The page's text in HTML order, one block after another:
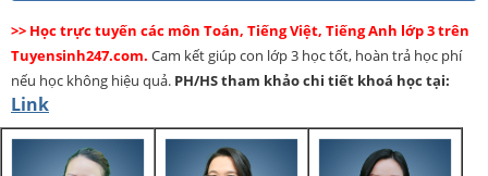
>> Học trực tuyến các môn Toán, Tiếng Việt, Tiếng Anh lớp 3 trên
Tuyensinh247.com. Cam kết giúp con lớp 3 học tốt, hoàn trả học phí
nếu học không hiệu quả. PH/HStham khảo chi tiết khoá học tại:
Link